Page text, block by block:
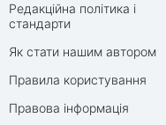
Редакційна політика і
стандарти
Як стати нашим автором
Правила користування
Правова інформація